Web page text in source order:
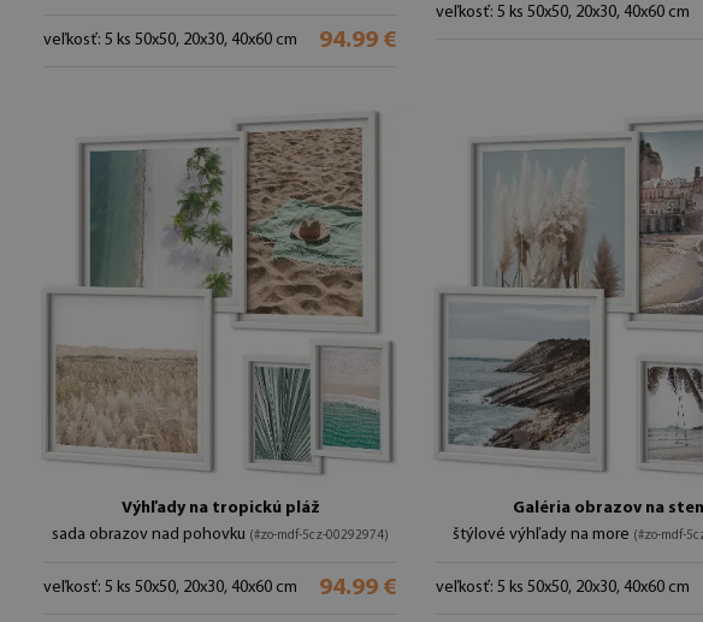
veľkosť: 5 ks 50x50, 20x30, 40x60 cm 94.99 €
veľkosť: 5 ks 50x50, 20x30, 40x60 cm
Výhľady na tropickú pláž
sada obrazov nad pohovku (#zo-mdf-5cz-00292974)
veľkosť: 5 ks 50x50, 20x30, 40x60 cm 94.99 €
Galéria obrazov na
štýlové výhľady na more (#zo-mdf-
veľkosť: 5 ks 50x50, 20x30, 40x60 cm